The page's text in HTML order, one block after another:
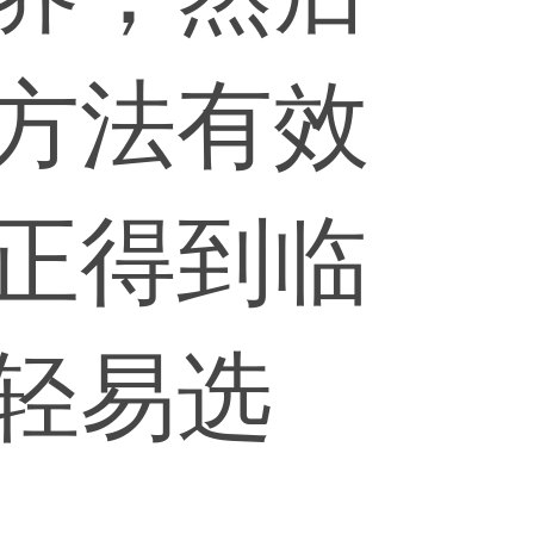
法有效
得到临
易选